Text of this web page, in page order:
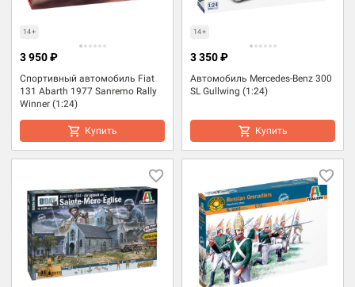
14+
Спортивный автомобиль Fiat
131 Abarth 1977 Sanremo Rally
Winner (1:24)
3 950 ₽
Купить
14+
Автомобиль Mercedes-Benz 300
SL Gullwing (1:24)
3 350 ₽
Купить